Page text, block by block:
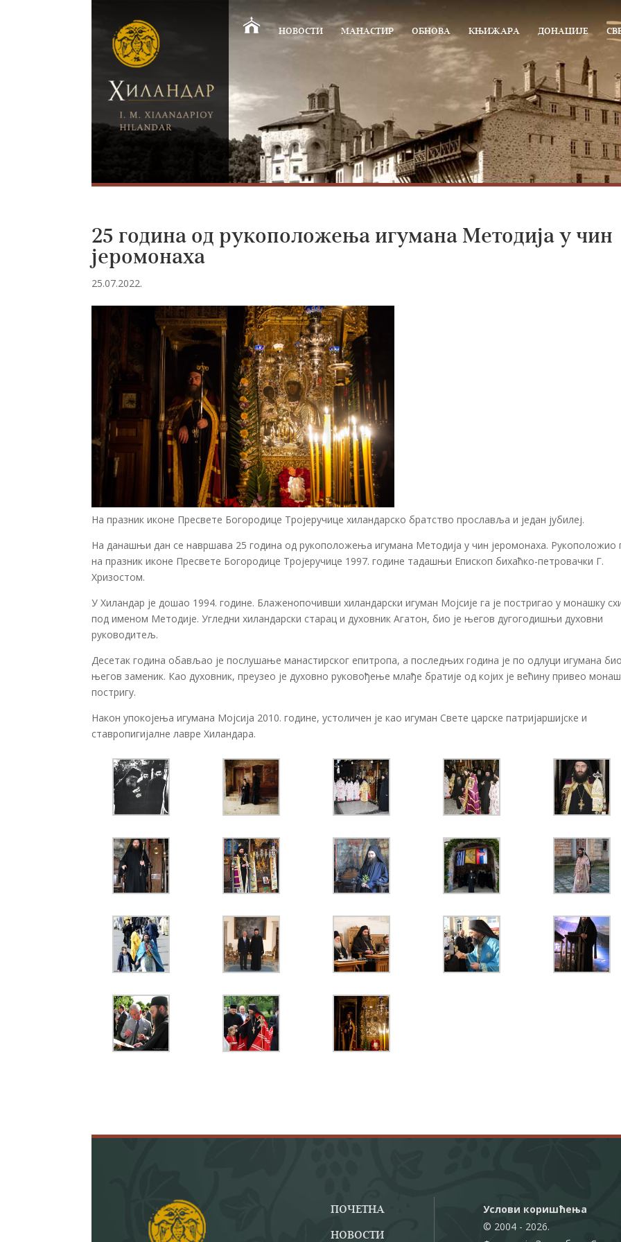
НОВОСТИ МАНАСТИР ОБНОВА КЊИЖАРА ДОНАЦИЈЕ
25 година од рукоположења игумана Методија у чин
јеромонаха
25.07.2022.
На празник иконе Пресвете Богородице Тројеручице хиландарско братство прославља и један јубилеј.
На данашњи дан се навршава 25 година од рукоположења игумана Методија у чин јеромонаха. Рукоположио
на празник иконе Пресвете Богородице Тројеручице 1997. године тадашњи Епископ бихаћко-петровачки Г.
Хризостом.
У Хиландар је дошао 1994. године. Блаженопочивши хиландарски игуман Мојсије га је постригао у монашку
под именом Методије. Угледни хиландарски старац и духовник Агатон, био је његов дугогодишњи духовни
руководитељ.
Десетак година обављао је послушање манастирског епитропа, а последњих година је по одлуци игумана
његов заменик. Као духовник, преузео је духовно руковођење млађе братије од којих је већину привео
постригу.
Након упокојења игумана Мојсија 2010. године, устоличен је као игуман Свете царске патријаршијске и
ставропигијалне лавре Хиландара.
ПОЧЕТНА
НОВОСТИ
Услови коришћења
© 2004 - 2026.